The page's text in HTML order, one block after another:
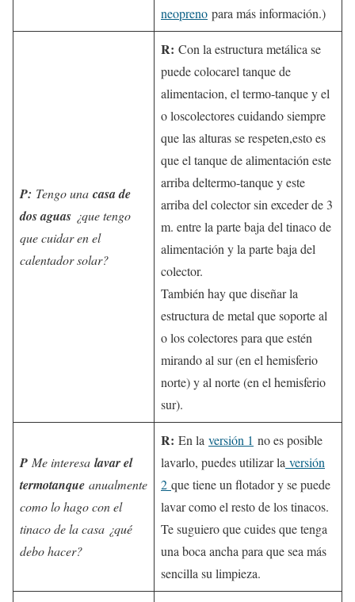
neopreno para más información.)
P: Tengo una casa de
dos aguas ¿que tengo
que cuidar en el
calentador solar?
R: Con la estructura metálica se
puede colocarel tanque de
alimentacion, el termo-tanque y el
o loscolectores cuidando siempre
que las alturas se respeten,esto es
que el tanque de alimentación este
arriba deltermo-tanque y este
arriba del colector sin exceder de 3
m. entre la parte baja del tinaco de
alimentación y la parte baja del
colector.
También hay que diseñar la
estructura de metal que soporte al
o los colectores para que estén
mirando al sur (en el hemisferio
norte) y al norte (en el hemisferio
sur).
P Me interesa lavar el
termotanque anualmente
como lo hago con el
tinaco de la casa ¿qué
debo hacer?
R: En la versión 1 no es posible
lavarlo, puedes utilizar la versión
2 que tiene un flotador y se puede
lavar como el resto de los tinacos.
Te suguiero que cuides que tenga
una boca ancha para que sea más
sencilla su limpieza.